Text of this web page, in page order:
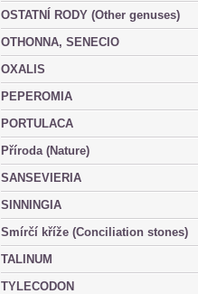
OSTATNÍ RODY (Other genuses)
OTHONNA, SENECIO
OXALIS
PEPEROMIA
PORTULACA
Příroda (Nature)
SANSEVIERIA
SINNINGIA
Smírčí kříže (Conciliation stones)
TALINUM
TYLECODON